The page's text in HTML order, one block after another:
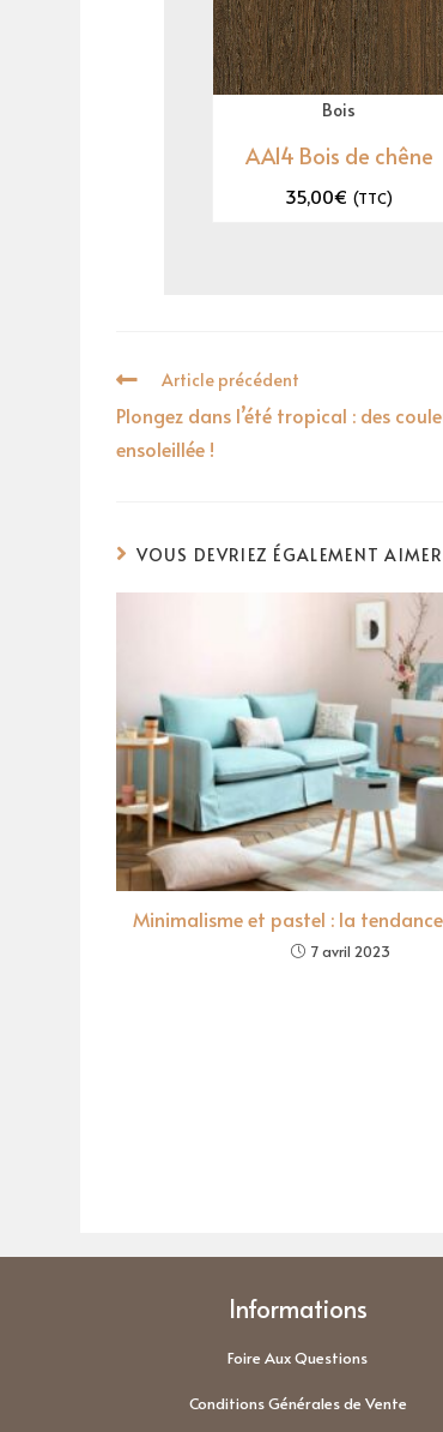
Bois
AA14 Bois de chêne
35,00€ (TTC)
Article précédent
Plongez dans l’été tropical : des
ensoleillée !
VOUS DEVRIEZ ÉGALEMENT AIMER
Minimalisme et pastel : la tendance
7 avril 2023
Informations
Foire Aux Questions
Conditions Générales de Vente